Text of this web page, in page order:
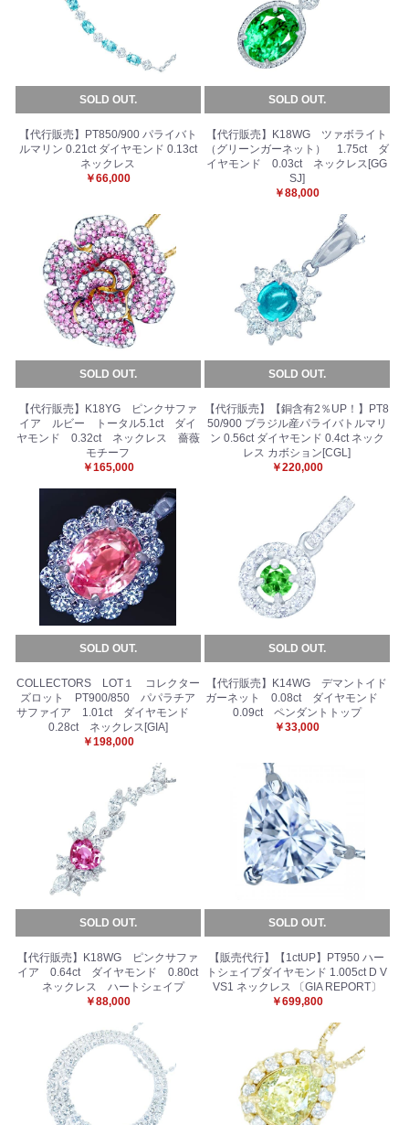
SOLD OUT.
【代行販売】PT850/900 パライバト
ルマリン 0.21ct ダイヤモンド 0.13ct
ネックレス
￥66,000
SOLD OUT.
【代行販売】K18WG ツァボライト
（グリーンガーネット） 1.75ct ダ
イヤモンド 0.03ct ネックレス[GG
SJ]
￥88,000
SOLD OUT.
【代行販売】K18YG ピンクサファ
イア ルビー トータル5.1ct ダイ
ヤモンド 0.32ct ネックレス 薔薇
モチーフ
￥165,000
SOLD OUT.
【代行販売】【銅含有2％UP！】PT8
50/900 ブラジル産パライバトルマリ
ン 0.56ct ダイヤモンド 0.4ct ネック
レス カボション[CGL]
￥220,000
SOLD OUT.
COLLECTORS LOT１ コレクター
ズロット PT900/850 パパラチア
サファイア 1.01ct ダイヤモンド
0.28ct ネックレス[GIA]
￥198,000
SOLD OUT.
【代行販売】K14WG デマントイド
ガーネット 0.08ct ダイヤモンド
0.09ct ペンダントトップ
￥33,000
SOLD OUT.
【代行販売】K18WG ピンクサファ
イア 0.64ct ダイヤモンド 0.80ct
ネックレス ハートシェイプ
￥88,000
SOLD OUT.
【販売代行】【1ctUP】PT950 ハー
トシェイプダイヤモンド 1.005ct D V
VS1 ネックレス 〔GIA REPORT〕
￥699,800
お買い物を続ける カートへ進む